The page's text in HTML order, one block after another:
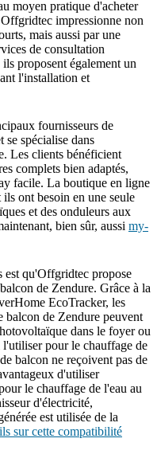
moyen pratique d'acheter
impressionne non
mais aussi par une
de consultation
proposent également un
l'installation et
fournisseurs de
se spécialise dans
Les clients bénéficient
complets bien adaptés,
facile. La boutique en ligne
ont besoin en une seule
et des onduleurs aux
bien sûr, aussi my-
est qu'Offgridtec propose
de Zendure. Grâce à la
EcoTracker, les
balcon de Zendure peuvent
dans le foyer ou
l'utiliser pour le chauffage de
balcon ne reçoivent pas de
d'utiliser
le chauffage de l'eau au
d'électricité,
est utilisée de la
sur cette compatibilité